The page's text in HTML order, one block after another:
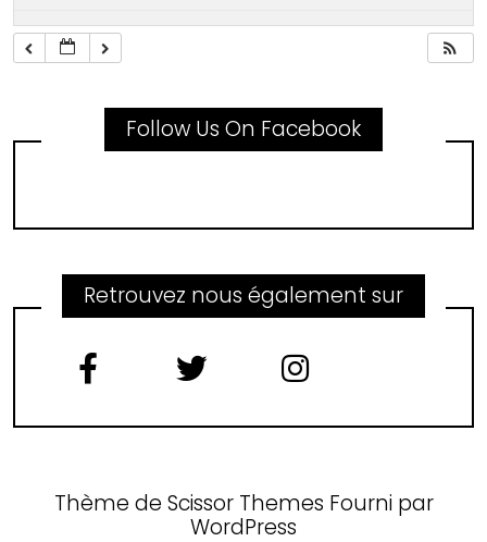
Follow Us On Facebook
Retrouvez nous également sur
Thème de Scissor Themes Fourni par
WordPress